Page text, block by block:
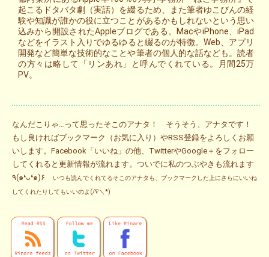
起こるドタバタ劇（実話）を綴るため、また筆者ゆこびんの経
験や知識が誰かの役に立つことがあるかもしれないという思い
込みから開設されたAppleブログである。MacやiPhone、iPad
などをイラスト入りでゆるゆると綴るのが特徴。Web、アプリ
開発など簡単な技術的なことや筆者の個人的な話なども。読者
の方々は略して「リンあれ」と呼んでくれている。月間25万
PV。
なんだこりゃ…って思ったそこのアナタ！ そうそう、アナタです！
もし良ければブックマーク（お気に入り）やRSS登録をよろしくお願
いします。Facebook「いいね」の他、TwitterやGoogle＋をフォロー
してくれると更新情報が流れます。ついでに私のつぶやきも流れます
٩(๑❛ᴗ❛๑)۶
いつも読んでくれてるそこのアナタも、ブックマークした上にさらにいいね
してくれたりしてもいいのよ(/∇＼*)